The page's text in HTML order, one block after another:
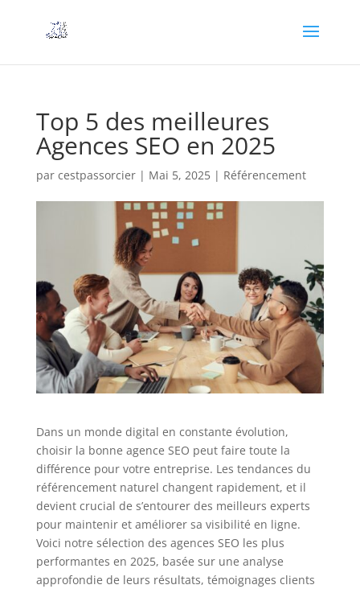
Top 5 des meilleures
Agences SEO en 2025
par cestpassorcier| Mai 5, 2025| Référencement
Dans un monde digital en constante évolution,
choisir la bonne agence SEO peut faire toute la
différence pour votre entreprise. Les tendances du
référencement naturel changent rapidement, et il
devient crucial de s’entourer des meilleurs experts
pour maintenir et améliorer sa visibilité en ligne.
Voici notre sélection des agences SEO les plus
performantes en 2025, basée sur une analyse
approfondie de leurs résultats, témoignages clients